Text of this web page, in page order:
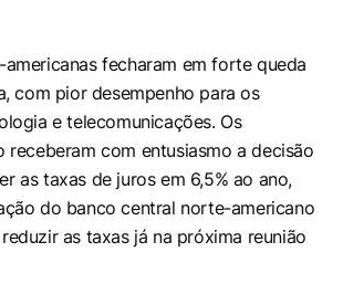
fecharam em forte queda
com pior desempenho para os
e telecomunicações. Os
receberam com entusiasmo a decisão
as taxas de juros em 6,5% ao ano,
do banco central norte-americano
as taxas já na próxima reunião